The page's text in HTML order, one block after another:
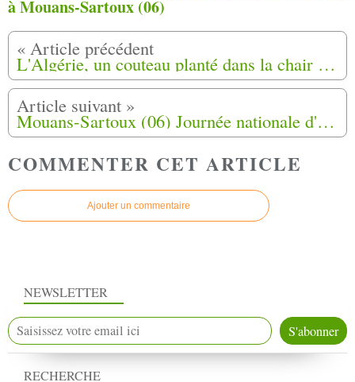
à Mouans-Sartoux (06)
L'Algérie, un couteau planté dans la chair 3 de 4 de Inès
Mouans-Sartoux (06) Journée nationale d'hommage aux harkis 25-09-2020
COMMENTER CET ARTICLE
Ajouter un commentaire
NEWSLETTER
RECHERCHE